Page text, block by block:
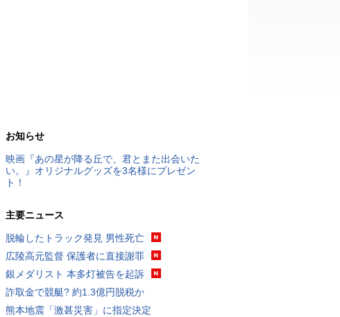
お知らせ
映画『あの星が降る丘で、君とまた出会いた
い。』オリジナルグッズを3名様にプレゼン
ト！
主要ニュース
脱輪したトラック発見 男性死亡
広陵高元監督 保護者に直接謝罪
銀メダリスト 本多灯被告を起訴
詐取金で競艇? 約1.3億円脱税か
熊本地震「激甚災害」に指定決定